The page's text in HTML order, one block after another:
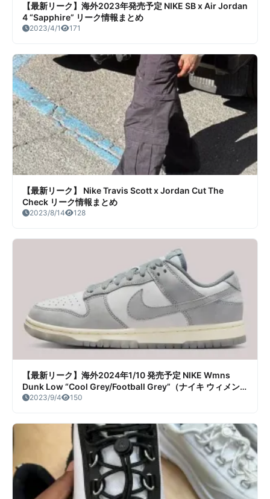
【最新リーク】海外2023年発売予定 NIKE SB x Air Jordan
4 “Sapphire” リーク情報まとめ
2023/4/1 171
【最新リーク】 Nike Travis Scott x Jordan Cut The
Check リーク情報まとめ
2023/8/14 128
【最新リーク】海外2024年1/10 発売予定 NIKE Wmns
Dunk Low “Cool Grey/Football Grey”（ナイキ ウィメン
ズ ダンクロー クールグレー フットボールグレー）リーク情
2023/9/4 150